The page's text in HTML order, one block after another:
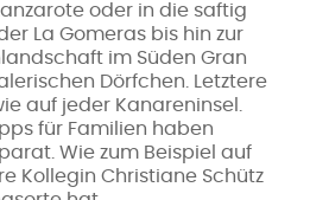
oder in die saftig
La Gomeras bis hin zur
im Süden Gran
Dörfchen. Letztere
auf jeder Kanareninsel.
für Familien haben
Wie zum Beispiel auf
Kollegin Christiane Schütz